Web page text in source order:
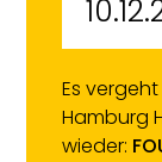
Es
Hamburg
wieder: